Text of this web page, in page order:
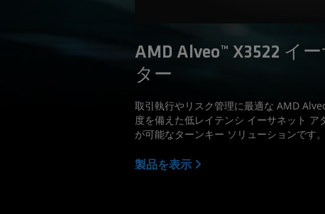
AMD Alveo™ X3522 イ
ター
取引執行やリスク管理に最適な AMD
度を備えた低レイテンシ イーサネット ア
が可能なターンキー ソリューションです。
製品を表示